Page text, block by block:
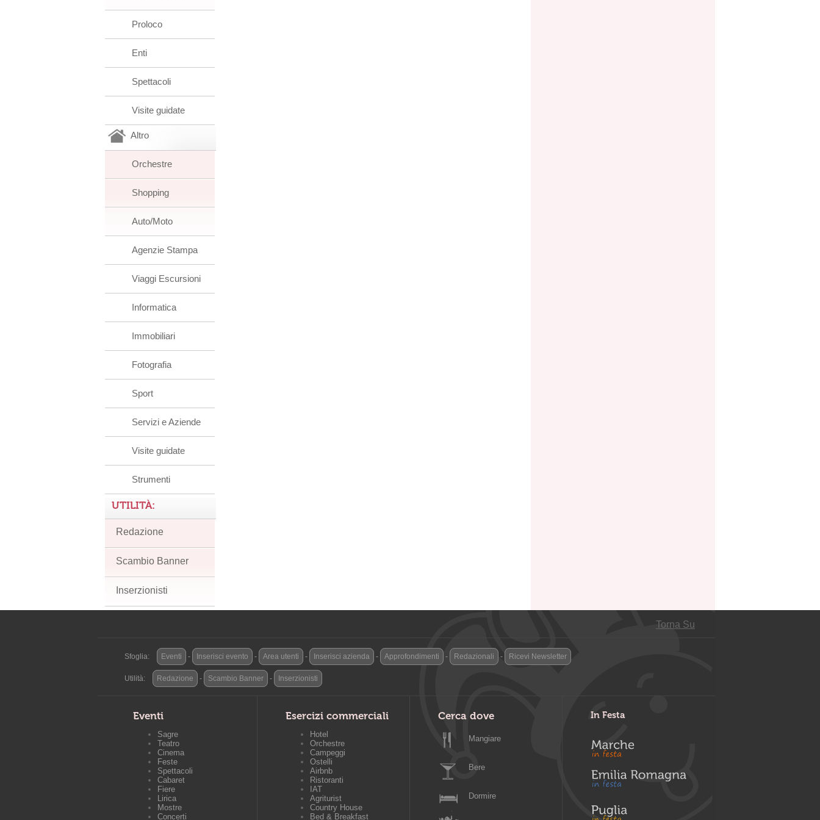
Proloco
Enti
Spettacoli
Visite guidate
Altro
Orchestre
Shopping
Auto/Moto
Agenzie Stampa
Viaggi Escursioni
Informatica
Immobiliari
Fotografia
Sport
Servizi e Aziende
Visite guidate
Strumenti
UTILITÀ:
Redazione
Scambio Banner
Inserzionisti
Torna Su
Sfoglia: Eventi - Inserisci evento - Area utenti - Inserisci azienda - Approfondimenti - Redazionali - Ricevi Newsletter
Utilità: Redazione - Scambio Banner - Inserzionisti
Eventi
Sagre
Teatro
Cinema
Feste
Spettacoli
Cabaret
Fiere
Lirica
Mostre
Concerti
Esercizi commerciali
Hotel
Orchestre
Campeggi
Ostelli
Airbnb
Ristoranti
IAT
Agriturist
Country House
Bed & Breakfast
Cerca dove
Mangiare
Bere
Dormire
In Festa